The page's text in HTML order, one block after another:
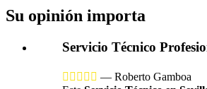
Su opinión importa
Servicio Técnico
     — Roberto Gamboa